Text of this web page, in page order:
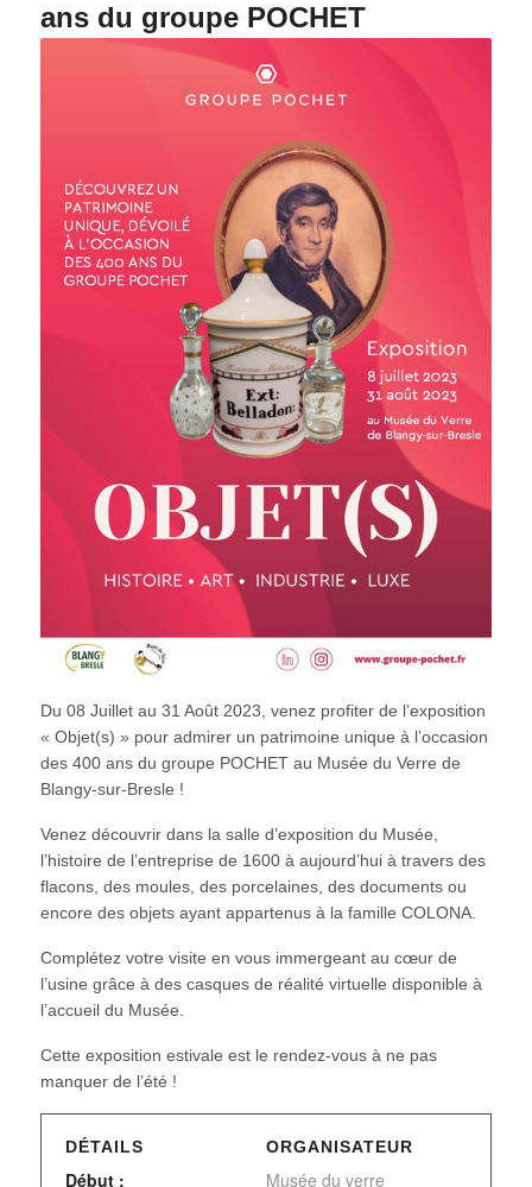
ans du groupe POCHET
Du 08 Juillet au 31 Août 2023, venez profiter de l’exposition
« Objet(s) » pour admirer un patrimoine unique à l’occasion
des 400 ans du groupe POCHET au Musée du Verre de
Blangy-sur-Bresle !
Venez découvrir dans la salle d’exposition du Musée,
l’histoire de l’entreprise de 1600 à aujourd’hui à travers des
flacons, des moules, des porcelaines, des documents ou
encore des objets ayant appartenus à la famille COLONA.
Complétez votre visite en vous immergeant au cœur de
l’usine grâce à des casques de réalité virtuelle disponible à
l’accueil du Musée.
Cette exposition estivale est le rendez-vous à ne pas
manquer de l’été !
DÉTAILS
Début :
ORGANISATEUR
Musée du verre